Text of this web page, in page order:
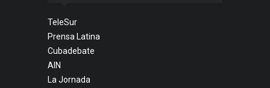
TeleSur
Prensa Latina
Cubadebate
AIN
La Jornada